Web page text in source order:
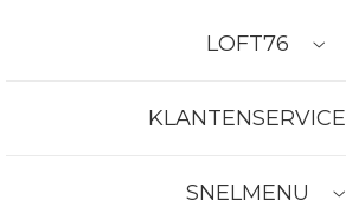
LOFT76
KLANTENSERVICE
SNELMENU